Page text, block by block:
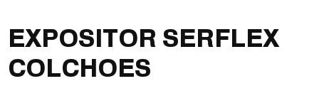
EXPOSITOR SERFLEX
COLCHOES